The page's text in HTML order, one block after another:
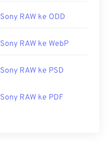
Sony RAW ke ODD
Sony RAW ke WebP
Sony RAW ke PSD
Sony RAW ke PDF